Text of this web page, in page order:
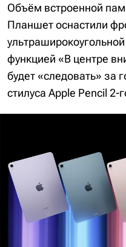
Объём встроенной
Планшет оснастили
функцией «В центре
будет «следовать» за
стилуса Apple Pencil 2-